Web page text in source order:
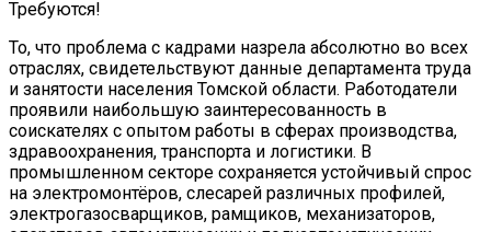
Требуются!
То, что проблема с кадрами назрела абсолютно во всех
отраслях, свидетельствуют данные департамента труда
и занятости населения Томской области. Работодатели
проявили наибольшую заинтересованность в
соискателях с опытом работы в сферах производства,
здравоохранения, транспорта и логистики. В
промышленном секторе сохраняется устойчивый спрос
на электромонтёров, слесарей различных профилей,
электрогазосварщиков, рамщиков, механизаторов,